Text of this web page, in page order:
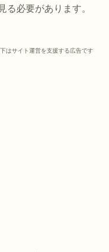
る必要があります。
下はサイト運営を支援する広告です